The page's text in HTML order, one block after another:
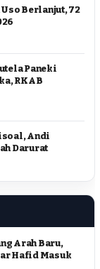
Uso Berlanjut, 72
Paneki
RKAB
Andi
Darurat
Arah Baru,
Hafid Masuk